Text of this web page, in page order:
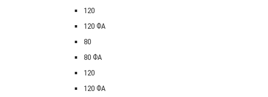
120
120 ФА
80
80 ФА
120
120 ФА